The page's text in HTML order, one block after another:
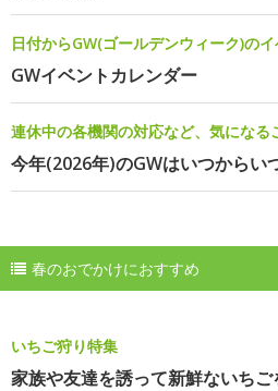
日付からGW(ゴールデンウィーク)の
GWイベントカレンダー
連休中の各機関の対応など、気になる
今年(2026年)のGWはいつからい
春のおでかけにおすすめ
いちご狩り特集
家族や友達を誘って新鮮ないちご